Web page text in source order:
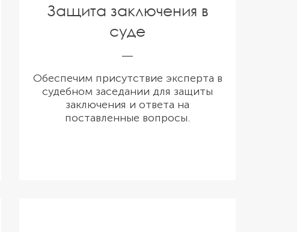
Защита заключения в
суде
Обеспечим присутствие эксперта в
судебном заседании для защиты
заключения и ответа на
поставленные вопросы.